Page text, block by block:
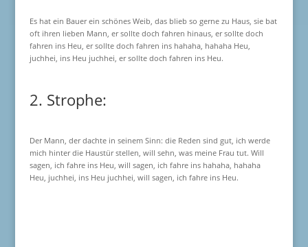
Es hat ein Bauer ein schönes Weib, das blieb so gerne zu Haus, sie bat
oft ihren lieben Mann, er sollte doch fahren hinaus, er sollte doch
fahren ins Heu, er sollte doch fahren ins hahaha, hahaha Heu,
juchhei, ins Heu juchhei, er sollte doch fahren ins Heu.
2. Strophe:
Der Mann, der dachte in seinem Sinn: die Reden sind gut, ich werde
mich hinter die Haustür stellen, will sehn, was meine Frau tut. Will
sagen, ich fahre ins Heu, will sagen, ich fahre ins hahaha, hahaha
Heu, juchhei, ins Heu juchhei, will sagen, ich fahre ins Heu.